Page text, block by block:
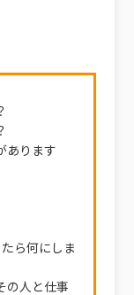
あります
ら何にしま
の人と仕事